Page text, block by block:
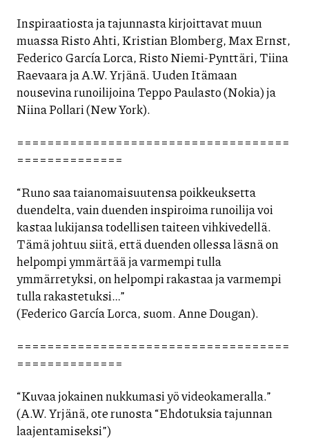
Inspiraatiosta ja tajunnasta kirjoittavat muun
muassa Risto Ahti, Kristian Blomberg, Max Ernst,
Federico García Lorca, Risto Niemi-Pynttäri, Tiina
Raevaara ja A.W. Yrjänä. Uuden Itämaan
nousevina runoilijoina Teppo Paulasto (Nokia) ja
Niina Pollari (New York).
====================================
==============
“Runo saa taianomaisuutensa poikkeuksetta
duendelta, vain duenden inspiroima runoilija voi
kastaa lukijansa todellisen taiteen vihkivedellä.
Tämä johtuu siitä, että duenden ollessa läsnä on
helpompi ymmärtää ja varmempi tulla
ymmärretyksi, on helpompi rakastaa ja varmempi
tulla rakastetuksi…”
(Federico García Lorca, suom. Anne Dougan).
====================================
==============
“Kuvaa jokainen nukkumasi yö videokameralla.”
(A.W. Yrjänä, ote runosta “Ehdotuksia tajunnan
laajentamiseksi”)